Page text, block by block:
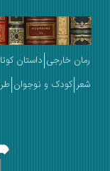
خارجی داستان کوتاه تاریخ
کودک و نوجوان طرح جلد